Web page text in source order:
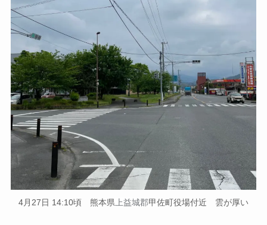
4月27日 14:10頃 熊本県 上益城郡甲佐町役場付近 雲が厚い